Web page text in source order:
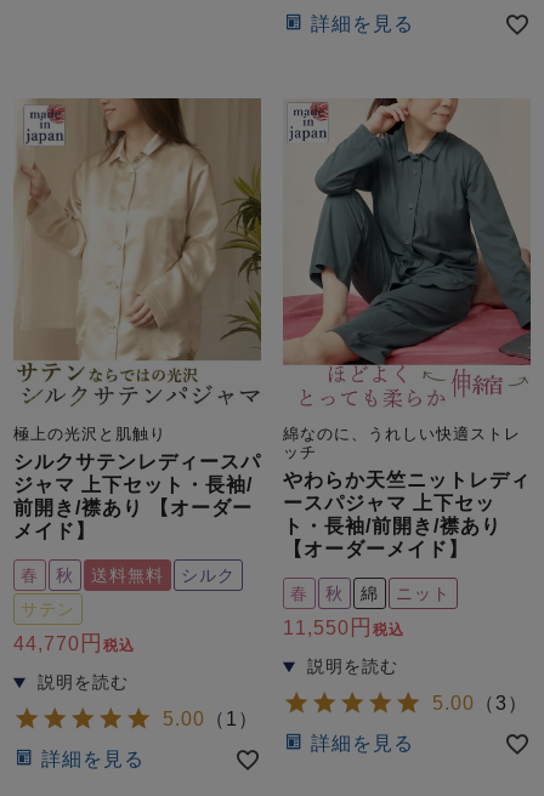
ボーイズパジャマ
春 秋
売れ筋ランキング
新着商品
- New Arrival -
すべての季節のパジャマ一覧はこちら
ズボン単品
すべてのキッ
ズ
パジャマ
ガールズ長袖 ガールズ半袖 ワンピース
ガールズ前開
き
ガールズかぶ
り
き
詳細を見る
極上の光沢と肌触り
シルクサテンレディースパ
ジャマ 上下セット・長袖/
前開き/襟あり 【オーダー
メイド】
春 秋 送料無料
シルク
サテン
44,770 税込
5.00 （ 1 ）
詳細を見る
綿なのに、うれしい快適ストレ
ッチ
やわらか天竺ニットレディ
ースパジャマ 上下セッ
ト・長袖/前開き/襟あり
【オーダーメイド】
春 秋 綿 ニット
11,550 税込
5.00 （3 ）
詳細を見る